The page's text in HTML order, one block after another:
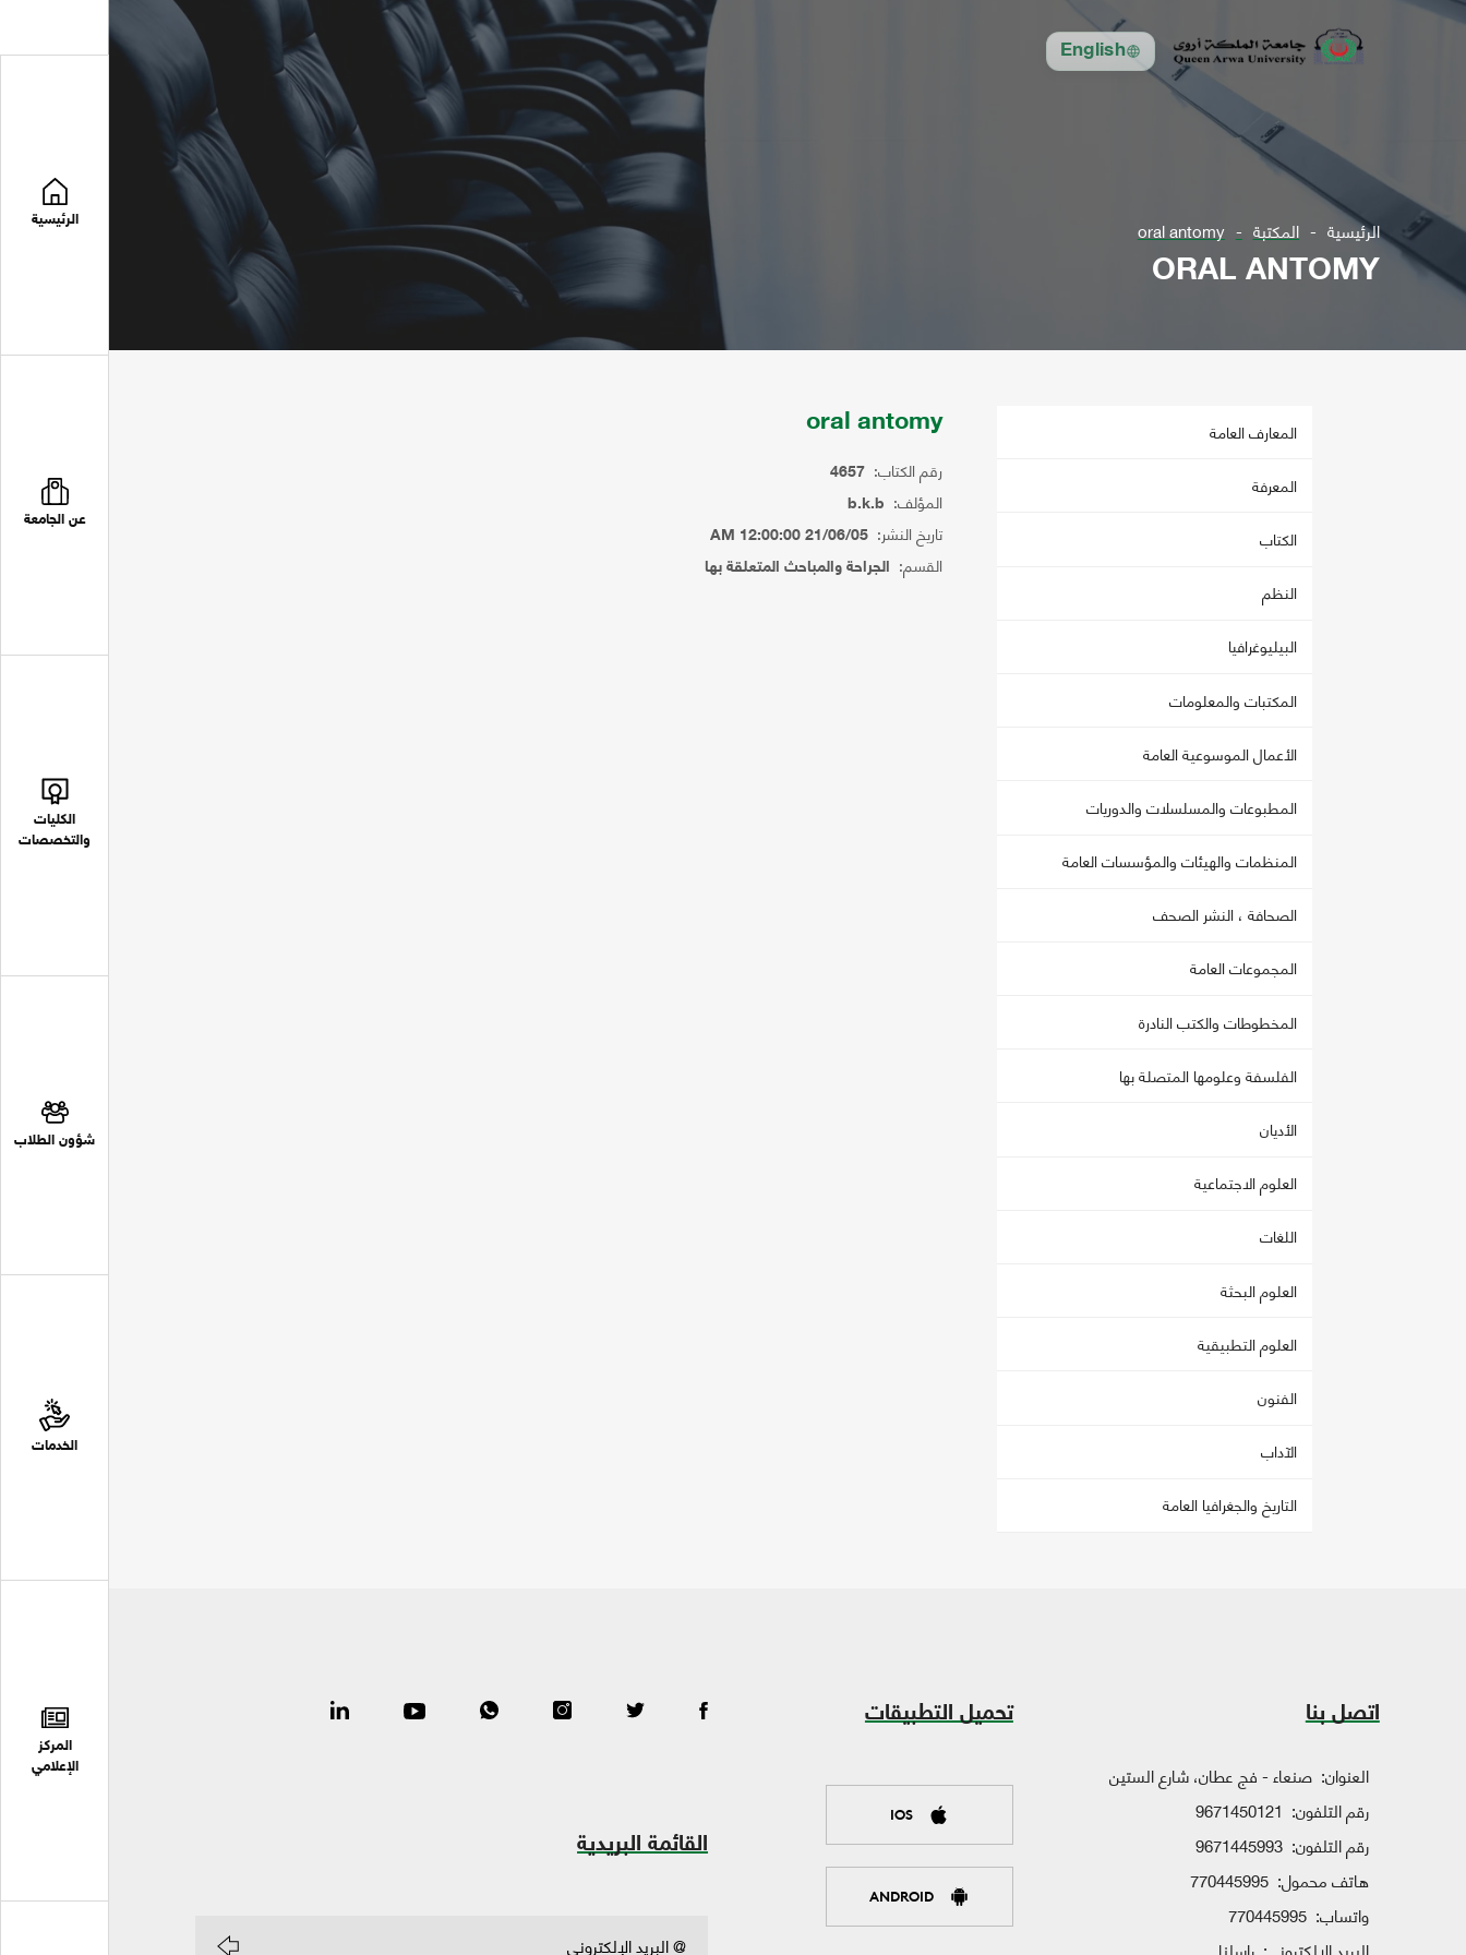
English
الرئيسية
عن الجامعة
الكليات
والتخصصات
شؤون الطلاب
الخدمات
المركز
الإعلامي
الرئيسية المكتبة oral antomy
ORAL ANTOMY
المعارف العامة
المعرفة
الكتاب
النظم
البيليوغرافيا
المكتبات والمعلومات
الأعمال الموسوعية العامة
المطبوعات والمسلسلات والدوريات
المنظمات والهيئات والمؤسسات العامة
الصحافة ، النشر الصحف
المجموعات العامة
المخطوطات والكتب النادرة
الفلسفة وعلومها المتصلة بها
الأديان
العلوم الاجتماعية
اللغات
العلوم البحثة
العلوم التطبيقية
الفنون
الآداب
التاريخ والجغرافيا العامة
oral antomy
رقم الكتاب: 4657
المؤلف: b.k.b
تاريخ النشر: 21/06/05 12:00:00 AM
القسم: الجراحة والمباحث المتعلقة بها
اتصل بنا
العنوان: صنعاء - فج عطان، شارع الستين
رقم التلفون: 9671450121
رقم التلفون: 9671445993
هاتف محمول: 770445995
واتساب: 770445995
تحميل التطبيقات
IOS
ANDROID
القائمة البريدية